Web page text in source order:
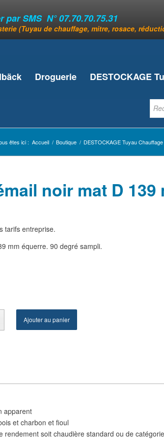
SMS N° 07.70.70.75.31
(Tuyau de chauffage, mitre, rosace,
Droguerie DESTOCKAGE
êtes ici : Accueil / Boutique / DESTOCKAGE Tuyau Chauffage
noir mat D 139
tarifs entreprise.
mm équerre. 90 degré sampli.
Ajouter au panier
apparent
et charbon et fioul
rendement soit chaudière standard ou de